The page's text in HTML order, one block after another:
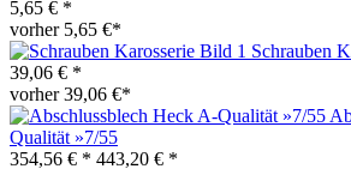
5,65 € *
vorher 5,65 €*
Schrauben
39,06 € *
vorher 39,06 €*
Qualität »7/55
354,56 € * 443,20 € *